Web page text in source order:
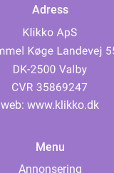
Adress
web: www.klikko.dk
Menu
Annonsering